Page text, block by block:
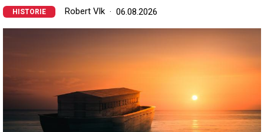
HISTORIE Robert Vlk 06.08.2026